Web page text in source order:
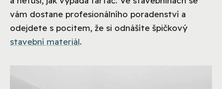
vám dostane profesionálního poradenství a
odejdete s pocitem, že si odnášíte špičkový
stavební materiál.